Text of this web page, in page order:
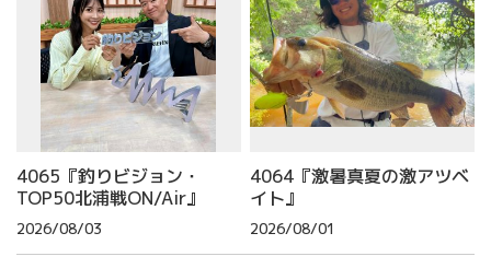
4065『釣りビジョン・
TOP50北浦戦ON/Air』
2026/08/03
4064『激暑真夏の激アツベ
イト』
2026/08/01